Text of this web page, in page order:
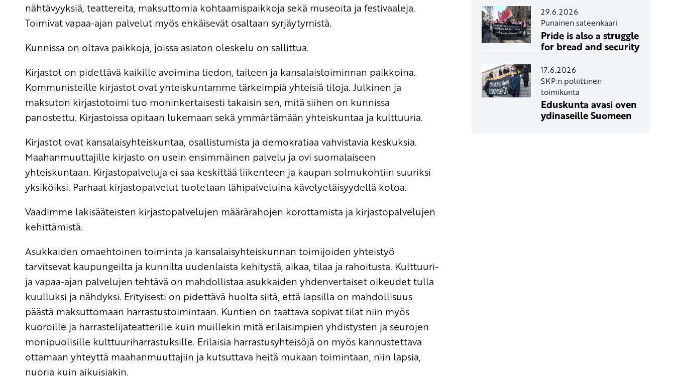
nähtävyyksiä, teattereita, maksuttomia kohtaamispaikkoja sekä museoita ja festivaaleja.
Toimivat vapaa-ajan palvelut myös ehkäisevät osaltaan syrjäytymistä.
Kunnissa on oltava paikkoja, joissa asiaton oleskelu on sallittua.
Kirjastot on pidettävä kaikille avoimina tiedon, taiteen ja kansalaistoiminnan paikkoina.
Kommunisteille kirjastot ovat yhteiskuntamme tärkeimpiä yhteisiä tiloja. Julkinen ja
maksuton kirjastotoimi tuo moninkertaisesti takaisin sen, mitä siihen on kunnissa
panostettu. Kirjastoissa opitaan lukemaan sekä ymmärtämään yhteiskuntaa ja kulttuuria.
Kirjastot ovat kansalaisyhteiskuntaa, osallistumista ja demokratiaa vahvistavia keskuksia.
Maahanmuuttajille kirjasto on usein ensimmäinen palvelu ja ovi suomalaiseen
yhteiskuntaan. Kirjastopalveluja ei saa keskittää liikenteen ja kaupan solmukohtiin suuriksi
yksiköiksi. Parhaat kirjastopalvelut tuotetaan lähipalveluina kävelyetäisyydellä kotoa.
Vaadimme lakisääteisten kirjastopalvelujen määrärahojen korottamista ja kirjastopalvelujen
kehittämistä.
Asukkaiden omaehtoinen toiminta ja kansalaisyhteiskunnan toimijoiden yhteistyö
tarvitsevat kaupungeilta ja kunnilta uudenlaista kehitystä, aikaa, tilaa ja rahoitusta. Kulttuuri-
ja vapaa-ajan palvelujen tehtävä on mahdollistaa asukkaiden yhdenvertaiset oikeudet tulla
kuulluksi ja nähdyksi. Erityisesti on pidettävä huolta siitä, että lapsilla on mahdollisuus
päästä maksuttomaan harrastustoimintaan. Kuntien on taattava sopivat tilat niin myös
kuoroille ja harrastelijateatterille kuin muillekin mitä erilaisimpien yhdistysten ja seurojen
monipuolisille kulttuuriharrastuksille. Erilaisia harrastusyhteisöjä on myös kannustettava
ottamaan yhteyttä maahanmuuttajiin ja kutsuttava heitä mukaan toimintaan, niin lapsia,
nuoria kuin aikuisiakin.
29.6.2026
Punainen sateenkaari
Pride is also a struggle
for bread and security
17.6.2026
SKP:n poliittinen
toimikunta
Eduskunta avasi oven
ydinaseille Suomeen